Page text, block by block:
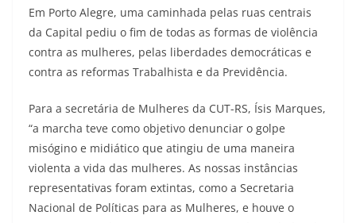
Em Porto Alegre, uma caminhada pelas ruas centrais
da Capital pediu o fim de todas as formas de violência
contra as mulheres, pelas liberdades democráticas e
contra as reformas Trabalhista e da Previdência.
Para a secretária de Mulheres da CUT-RS, Ísis Marques,
“a marcha teve como objetivo denunciar o golpe
misógino e midiático que atingiu de uma maneira
violenta a vida das mulheres. As nossas instâncias
representativas foram extintas, como a Secretaria
Nacional de Políticas para as Mulheres, e houve o